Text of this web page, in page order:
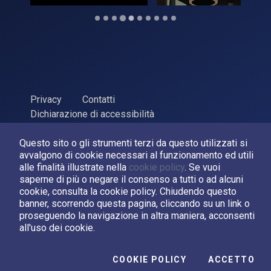
Questo sito o gli strumenti terzi da questo utilizzati si
avvalgono di cookie necessari al funzionamento ed utili
alle finalità illustrate nella cookie policy. Se vuoi
saperne di più o negare il consenso a tutti o ad alcuni
cookie, consulta la cookie policy. Chiudendo questo
banner, scorrendo questa pagina, cliccando su un link o
proseguendo la navigazione in altra maniera, acconsenti
all'uso dei cookie.
COOKIE POLICY ACCETTO
Privacy
Contatti
Dichiarazione di accessibilità
ASI Agenzia Spaziale Italiana, 2026. P.Iva 03638121008
Sviluppato daLPM
Seguici su:
Asi su Facebook
Asi su XCanale Asi su YouTube